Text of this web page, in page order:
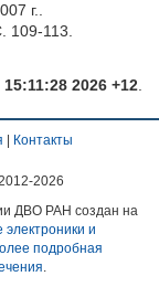
г..
109-113.
2026 +12
Контакты
2026
ДВО РАН создан на
электроники и
подробная
.